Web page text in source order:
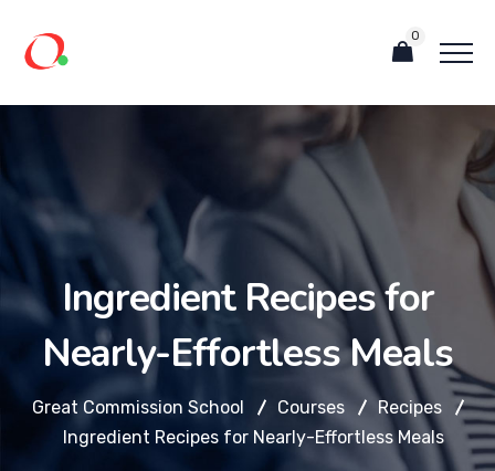
0
Ingredient Recipes for
Nearly-Effortless Meals
Great Commission School Courses
Recipes
Ingredient Recipes for Nearly-Effortless Meals